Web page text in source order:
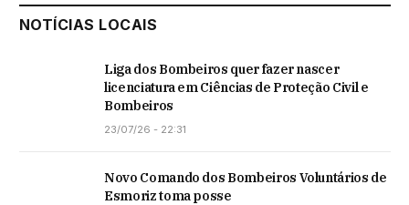
NOTÍCIAS LOCAIS
Liga dos Bombeiros quer fazer nascer
licenciatura em Ciências de Proteção Civil e
Bombeiros
23/07/26 - 22:31
Novo Comando dos Bombeiros Voluntários de
Esmoriz toma posse